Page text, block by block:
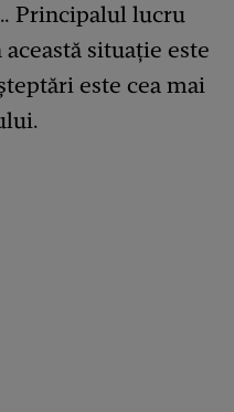
Principalul lucru
situație este
este cea mai